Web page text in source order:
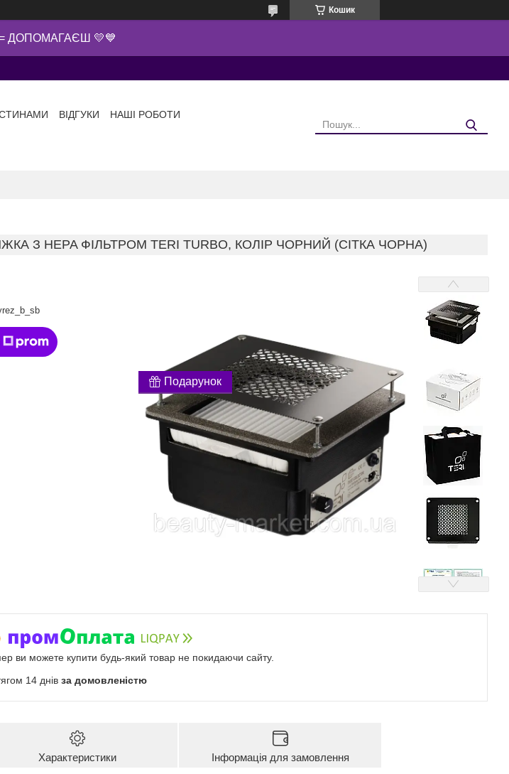
Кошик
ДОПОМАГАЄШ 💛💙
ВІДГУКИ
НАШІ РОБОТИ
З HEPA ФІЛЬТРОМ TERI TURBO, КОЛІР ЧОРНИЙ (СІТКА ЧОРНА)
Подарунок
ви можете купити будь-який товар не покидаючи сайту.
14 днів за домовленістю
Характеристики Інформація для замовлення